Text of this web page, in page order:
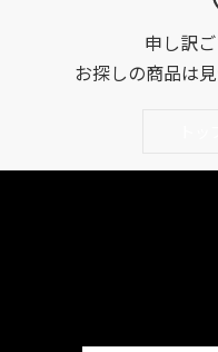
申し訳ご
お探しの商品は